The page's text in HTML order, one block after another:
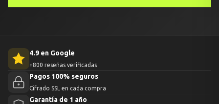
4.9 en Google
+800 reseñas verificadas
Pagos 100% seguros
Cifrado SSL en cada compra
Garantía de 1 año